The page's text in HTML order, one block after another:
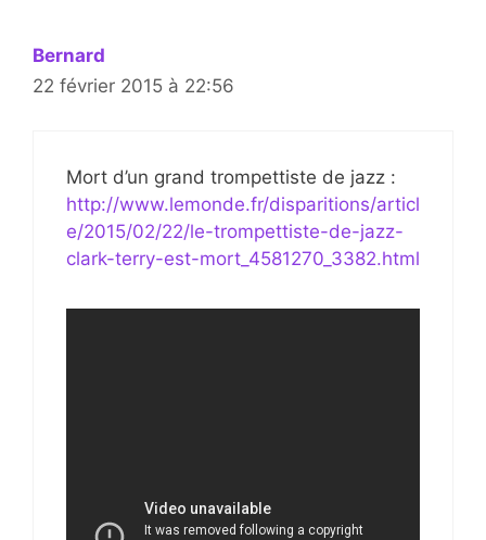
Bernard
22 février 2015 à 22:56
Mort d’un grand trompettiste de jazz :
http://www.lemonde.fr/disparitions/articl
e/2015/02/22/le-trompettiste-de-jazz-
clark-terry-est-mort_4581270_3382.html